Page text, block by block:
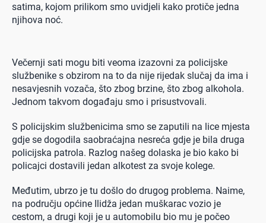
satima, kojom prilikom smo uvidjeli kako protiče jedna
njihova noć.
Večernji sati mogu biti veoma izazovni za policijske
službenike s obzirom na to da nije rijedak slučaj da ima i
nesavjesnih vozača, što zbog brzine, što zbog alkohola.
Jednom takvom događaju smo i prisustvovali.
S policijskim službenicima smo se zaputili na lice mjesta
gdje se dogodila saobraćajna nesreća gdje je bila druga
policijska patrola. Razlog našeg dolaska je bio kako bi
policajci dostavili jedan alkotest za svoje kolege.
Međutim, ubrzo je tu došlo do drugog problema. Naime,
na području općine Ilidža jedan muškarac vozio je
cestom, a drugi koji je u automobilu bio mu je počeo